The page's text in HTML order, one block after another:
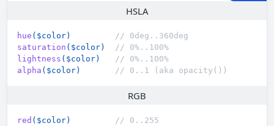
HSLA
hue ( $color)
// 0deg..360deg
saturation ( $color)
// 0%..100%
lightness ( $color)
// 0%..100%
alpha ( $color) // 0..1 (aka opacity())
RGB
red ( $color)
// 0..255